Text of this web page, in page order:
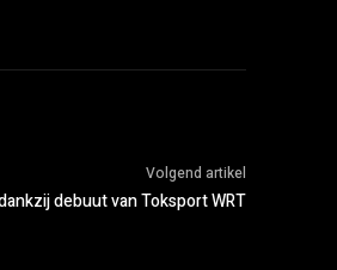
Volgend artikel
debuut van Toksport WRT